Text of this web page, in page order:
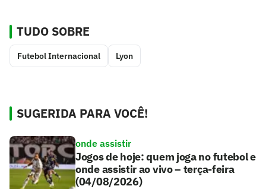
TUDO SOBRE
Futebol Internacional Lyon
SUGERIDA PARA VOCÊ!
onde assistir
Jogos de hoje: quem joga no futebol e
onde assistir ao vivo – terça-feira
(04/08/2026)